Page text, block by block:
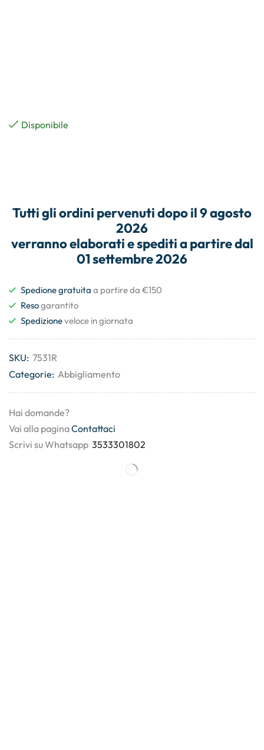
Disponibile
Tutti gliordini pervenuti dopo il9 agosto
2026
verranno elaborati espeditia partire dal
01 settembre 2026
Spedione gratuita a partire da €150
Resogarantito
Spedizioneveloce in giornata
SKU: 7531R
Categorie: Abbigliamento
Hai domande?
Vai alla paginaContattaci
Scrivi su Whatsapp 3533301802